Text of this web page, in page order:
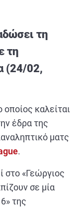
τη
τη
(24/02,
οποίος καλείται
έδρα της
ματς
.
στο «Γεώργιος
σε μία
της